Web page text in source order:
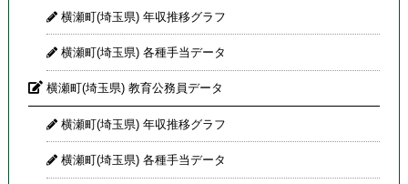
横瀬町(埼玉県) 年収推移グラフ
横瀬町(埼玉県) 各種手当データ
横瀬町(埼玉県) 教育公務員データ
横瀬町(埼玉県) 年収推移グラフ
横瀬町(埼玉県) 各種手当データ